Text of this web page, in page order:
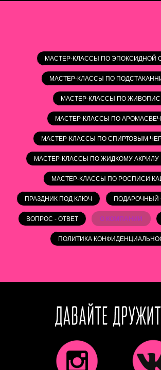
МАСТЕР-КЛАССЫ ПО ЭПОКСИДНОЙ
МАСТЕР-КЛАССЫ ПО
МАСТЕР-КЛАССЫ ПО
МАСТЕР-КЛАССЫ ПО
МАСТЕР-КЛАССЫ ПО СПИРТОВЫМ
МАСТЕР-КЛАССЫ ПО ЖИДКОМУ АКРИЛУ
МАСТЕР-КЛАССЫ ПО РОСПИСИ
ПРАЗДНИК ПОД КЛЮЧ ПОДАРОЧНЫЙ
ВОПРОС - ОТВЕТ О КОМПАНИИ
ПОЛИТИКА